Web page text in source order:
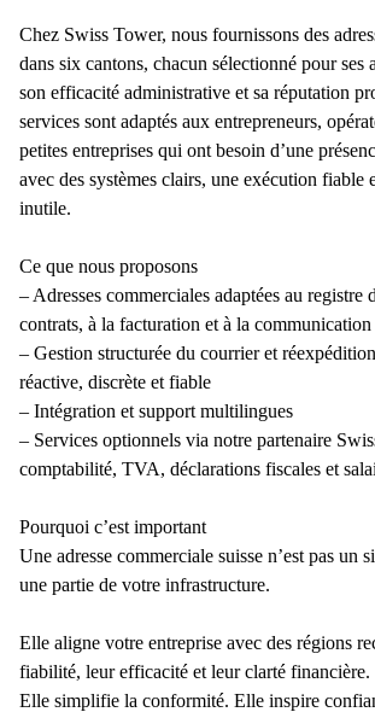
Rolle
Bahnhofstrasse
10 Zürich
Chez Swiss Tower, nous fournissons des
dans six cantons, chacun sélectionné pour ses
son efficacité administrative et sa réputation
services sont adaptés aux entrepreneurs,
petites entreprises qui ont besoin d’une
avec des systèmes clairs, une exécution fiable
inutile.
Ce que nous proposons
– Adresses commerciales adaptées au registre
contrats, à la facturation et à la
– Gestion structurée du courrier et
réactive, discrète et fiable
– Intégration et support multilingues
– Services optionnels via notre partenaire
comptabilité, TVA, déclarations fiscales et
Pourquoi c’est important
Une adresse commerciale suisse n’est pas un
une partie de votre infrastructure.
Elle aligne votre entreprise avec des régions
fiabilité, leur efficacité et leur clarté financière.
Elle simplifie la conformité. Elle inspire